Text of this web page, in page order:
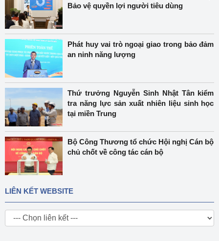
Bảo vệ quyền lợi người tiêu dùng
Phát huy vai trò ngoại giao trong bảo đảm
an ninh năng lượng
Thứ trưởng Nguyễn Sinh Nhật Tân kiểm
tra năng lực sản xuất nhiên liệu sinh học
tại miền Trung
Bộ Công Thương tổ chức Hội nghị Cán bộ
chủ chốt về công tác cán bộ
LIÊN KẾT WEBSITE